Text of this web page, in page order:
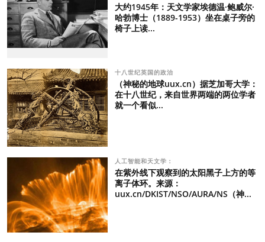
大约1945年：天文学家埃德温·鲍威尔·
哈勃博士（1889-1953）坐在桌子旁的
椅子上读...
十八世纪英国的政治
（神秘的地球uux.cn）据芝加哥大学：
在十八世纪，来自世界两端的两位学者
就一个看似...
人工智能和天文学：
在紫外线下观察到的太阳黑子上方的等
离子体环。来源：
uux.cn/DKIST/NSO/AURA/NS（神...